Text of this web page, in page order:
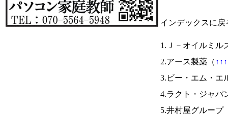
インデックスに戻
1.Ｊ－オイルミル
2.アース製薬（ ↑ ↑ ↑
3.ビー・エム・エ
4.ラクト・ジャパ
5.井村屋グループ